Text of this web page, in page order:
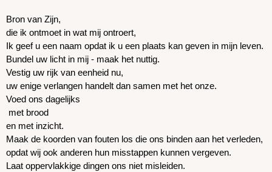
Bron van Zijn,
die ik ontmoet in wat mij ontroert,
Ik geef u een naam opdat ik u een plaats kan geven in mijn leven.
Bundel uw licht in mij - maak het nuttig.
Vestig uw rijk van eenheid nu,
uw enige verlangen handelt dan samen met het onze.
Voed ons dagelijks
met brood
en met inzicht.
Maak de koorden van fouten los die ons binden aan het verleden,
opdat wij ook anderen hun misstappen kunnen vergeven.
Laat oppervlakkige dingen ons niet misleiden.